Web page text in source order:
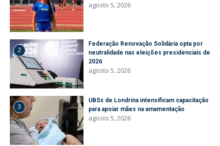
agosto 5, 2026
2
Federação Renovação Solidária opta por
neutralidade nas eleições presidenciais de
2026
agosto 5, 2026
3
UBSs de Londrina intensificam capacitação
para apoiar mães na amamentação
agosto 5, 2026